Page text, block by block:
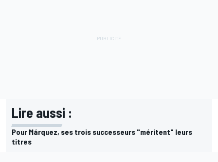
Lire aussi :
Pour Márquez, ses trois successeurs "méritent" leurs
titres